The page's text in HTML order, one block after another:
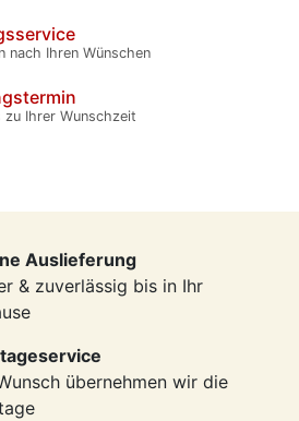
nach Ihren Wünschen
zu Ihrer Wunschzeit
Auslieferung
& zuverlässig bis in Ihr
übernehmen wir die